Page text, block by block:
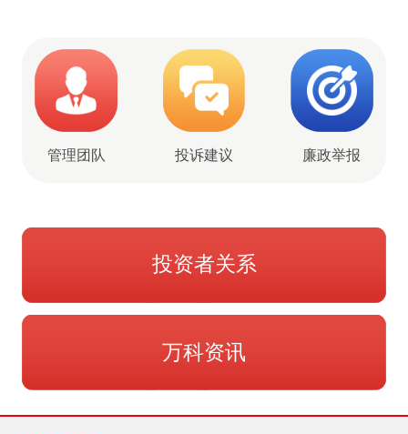
管理团队 投诉建议 廉政举报
投资者关系
万科资讯